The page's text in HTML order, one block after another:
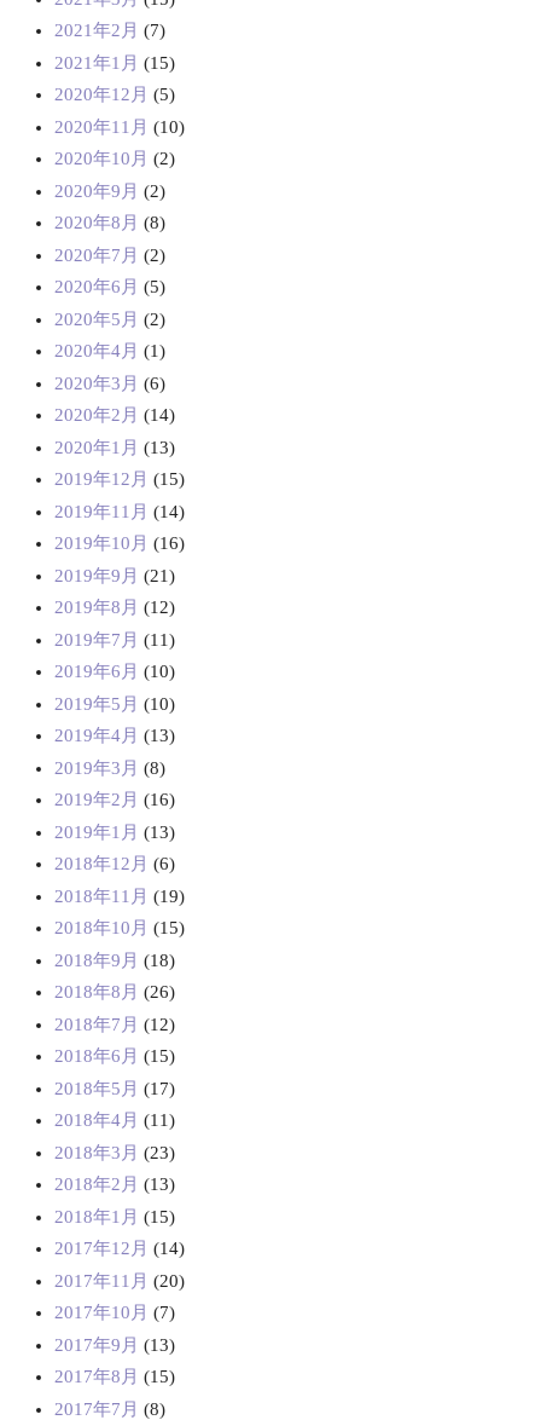
2021年2月 (7)
2021年1月 (15)
2020年12月 (5)
2020年11月 (10)
2020年10月 (2)
2020年9月 (2)
2020年8月 (8)
2020年7月 (2)
2020年6月 (5)
2020年5月 (2)
2020年4月 (1)
2020年3月 (6)
2020年2月 (14)
2020年1月 (13)
2019年12月 (15)
2019年11月 (14)
2019年10月 (16)
2019年9月 (21)
2019年8月 (12)
2019年7月 (11)
2019年6月 (10)
2019年5月 (10)
2019年4月 (13)
2019年3月 (8)
2019年2月 (16)
2019年1月 (13)
2018年12月 (6)
2018年11月 (19)
2018年10月 (15)
2018年9月 (18)
2018年8月 (26)
2018年7月 (12)
2018年6月 (15)
2018年5月 (17)
2018年4月 (11)
2018年3月 (23)
2018年2月 (13)
2018年1月 (15)
2017年12月 (14)
2017年11月 (20)
2017年10月 (7)
2017年9月 (13)
2017年8月 (15)
2017年7月 (8)